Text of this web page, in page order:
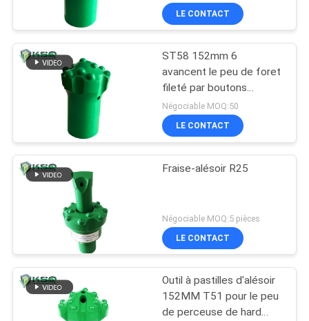
dôme T51 152mm
LE CONTACT
ST58 152mm 6
avancent le peu de foret
fileté par boutons
ballistiques pour
dériver/perçant un tunnel
Négociable MOQ:50
LE CONTACT
Fraise-alésoir R25
Négociable MOQ:5 pièces
LE CONTACT
Outil à pastilles d'alésoir
152MM T51 pour le peu
de perceuse de hard